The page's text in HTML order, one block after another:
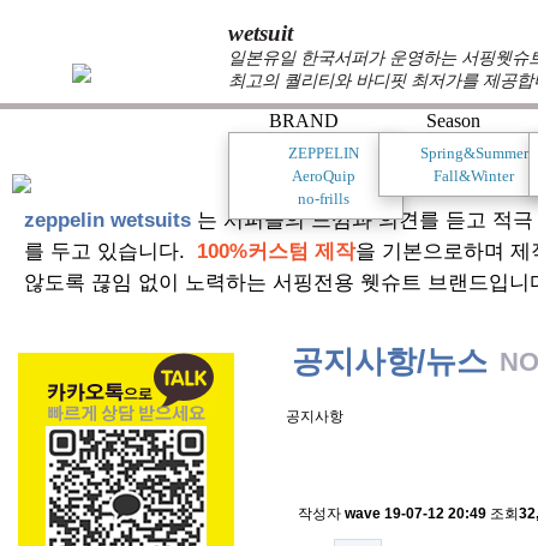
wetsuit
일본유일 한국서퍼가 운영하는 서핑웻
최고의 퀄리티와 바디핏 최저가를 제공합
BRAND
ZEPPELIN
AeroQuip
no-frills
Season
Spring&Summer
Fall&Winter
zeppelin wetsuits 는 서퍼들의 느낌과 의견를 듣고 적
를 두고 있습니다. 100%커스텀 제작을 기본으로하며
않도록 끊임 없이 노력하는 서핑전용 웻슈트 브랜드입니
공지사항/뉴스
공지사항
작성자 wave 19-07-12 20:49 조회